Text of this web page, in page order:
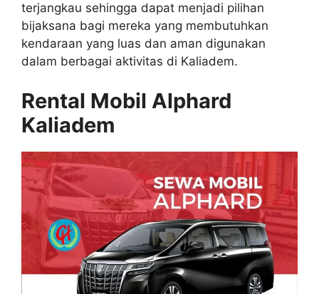
terjangkau sehingga dapat menjadi pilihan
bijaksana bagi mereka yang membutuhkan
kendaraan yang luas dan aman digunakan
dalam berbagai aktivitas di Kaliadem.
Rental Mobil Alphard
Kaliadem